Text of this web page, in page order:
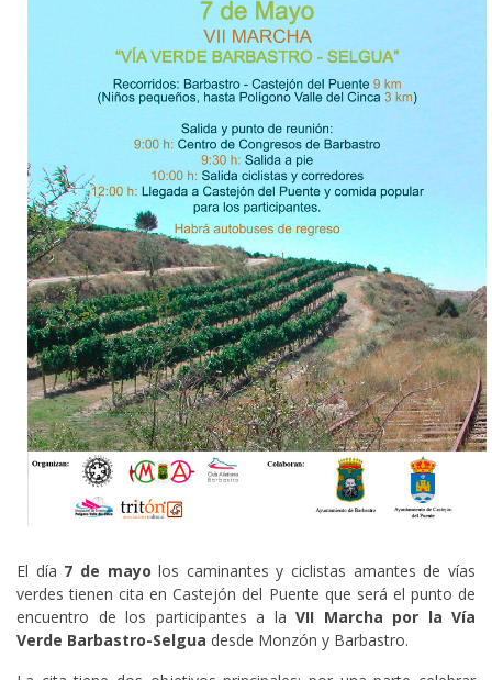
El día 7 de mayolos caminantes y ciclistas amantes de vías
verdes tienen cita en Castejón del Puente que será el punto de
encuentro de los participantes a la VII Marcha por la Vía
Verde Barbastro-Selgua desde Monzón y Barbastro.